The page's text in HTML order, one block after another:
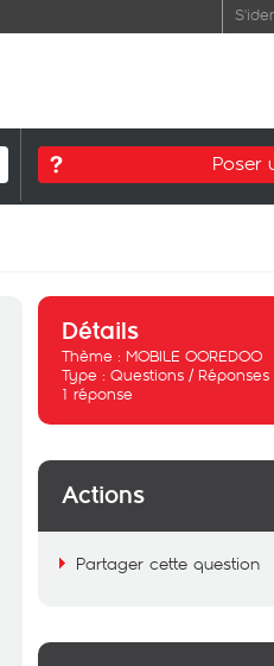
Poser
Détails
Thème : MOBILE OOREDOO
Type : Questions / Réponses
1 réponse
Actions
Partager cette question